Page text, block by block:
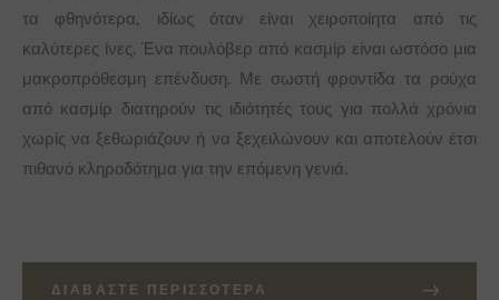
τα φθηνότερα, ιδίως όταν είναι χειροποίητα από τις
καλύτερες ίνες. Ένα πουλόβερ από κασμίρ είναι ωστόσο μια
μακροπρόθεσμη επένδυση. Με σωστή φροντίδα τα ρούχα
από κασμίρ διατηρούν τις ιδιότητές τους για πολλά χρόνια
χωρίς να ξεθωριάζουν ή να ξεχειλώνουν και αποτελούν έτσι
πιθανό κληροδότημα για την επόμενη γενιά.
ΔΙΑΒΆΣΤΕ ΠΕΡΙΣΣΌΤΕΡΑ